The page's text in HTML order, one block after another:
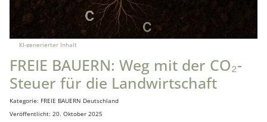
KI-generierter Inhalt
FREIE BAUERN: Weg mit der CO₂-
Steuer für die Landwirtschaft
Details
Kategorie: FREIE BAUERN Deutschland
Veröffentlicht: 20. Oktober 2025